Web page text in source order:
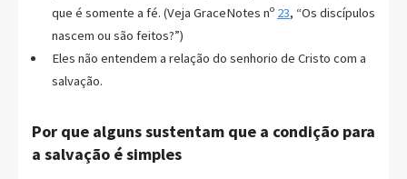
que é somente a fé. (Veja GraceNotes nº 23, “Os discípulos
nascem ou são feitos?”)
Eles não entendem a relação do senhorio de Cristo com a
salvação.
Por que alguns sustentam que a condição para
a salvação é simples